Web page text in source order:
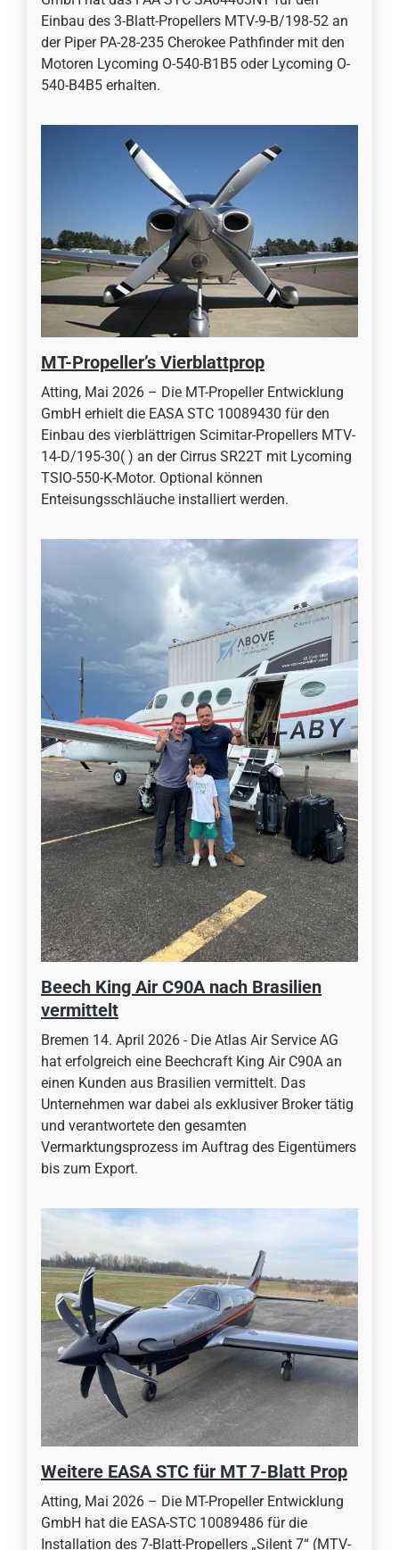
Einbau des 3-Blatt-Propellers MTV-9-B/198-52 an
der Piper PA-28-235 Cherokee Pathfinder mit den
Motoren Lycoming O-540-B1B5 oder Lycoming O-
540-B4B5 erhalten.
MT-Propeller’s Vierblattprop
Atting, Mai 2026 – Die MT-Propeller Entwicklung
GmbH erhielt die EASA STC 10089430 für den
Einbau des vierblättrigen Scimitar-Propellers MTV-
14-D/195-30( ) an der Cirrus SR22T mit Lycoming
TSIO-550-K-Motor. Optional können
Enteisungsschläuche installiert werden.
Beech King Air C90A nach Brasilien
vermittelt
Bremen 14. April 2026 - Die Atlas Air Service AG
hat erfolgreich eine Beechcraft King Air C90A an
einen Kunden aus Brasilien vermittelt. Das
Unternehmen war dabei als exklusiver Broker tätig
und verantwortete den gesamten
Vermarktungsprozess im Auftrag des Eigentümers
bis zum Export.
Weitere EASA STC für MT 7-Blatt Prop
Atting, Mai 2026 – Die MT-Propeller Entwicklung
GmbH hat die EASA-STC 10089486 für die
Installation des 7-Blatt-Propellers „Silent 7“ (MTV-